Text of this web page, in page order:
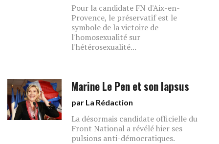
Pour la candidate FN d'Aix-en-
Provence, le préservatif est le
symbole de la victoire de
l'homosexualité sur
l'hétérosexualité...
Marine Le Pen et son lapsus
par La Rédaction
La désormais candidate officielle du
Front National a révélé hier ses
pulsions anti-démocratiques.